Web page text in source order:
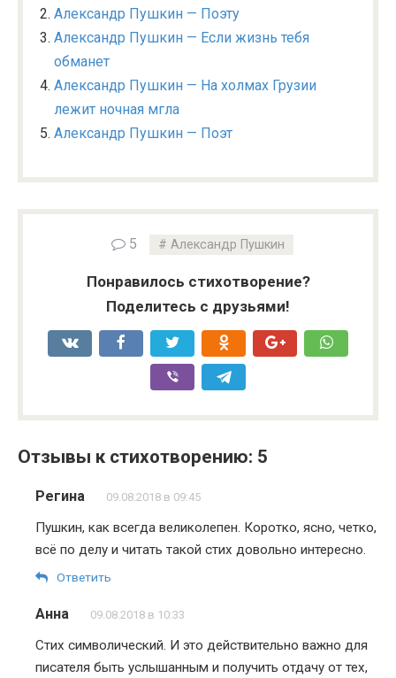
Александр Пушкин — Поэту
Александр Пушкин — Если жизнь тебя
обманет
Александр Пушкин — На холмах Грузии
лежит ночная мгла
Александр Пушкин — Поэт
5 Александр Пушкин
Понравилось стихотворение?
Поделитесь с друзьями!
Отзывы к стихотворению: 5
Регина 09.08.2018 в 09:45
Пушкин, как всегда великолепен. Коротко, ясно, четко,
всё по делу и читать такой стих довольно интересно.
Ответить
Анна 09.08.2018 в 10:33
Стих символический. И это действительно важно для
писателя быть услышанным и получить отдачу от тех,